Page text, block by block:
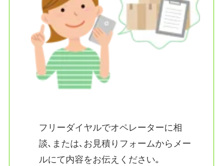
フリーダイヤルでオペレーターに相
談､または､お見積りフォームからメー
ルにて内容をお伝えください｡